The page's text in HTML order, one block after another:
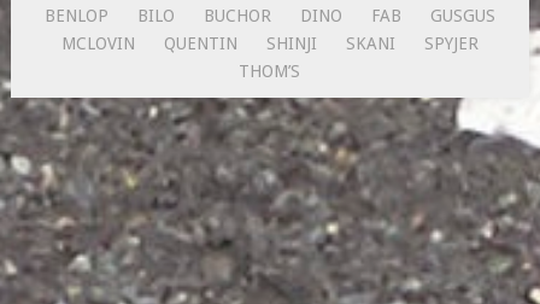
BENLOP BILO BUCHOR DINO FAB
GUSGUS
MCLOVIN
QUENTIN SHINJI SKANI
SPYJER
THOM’S